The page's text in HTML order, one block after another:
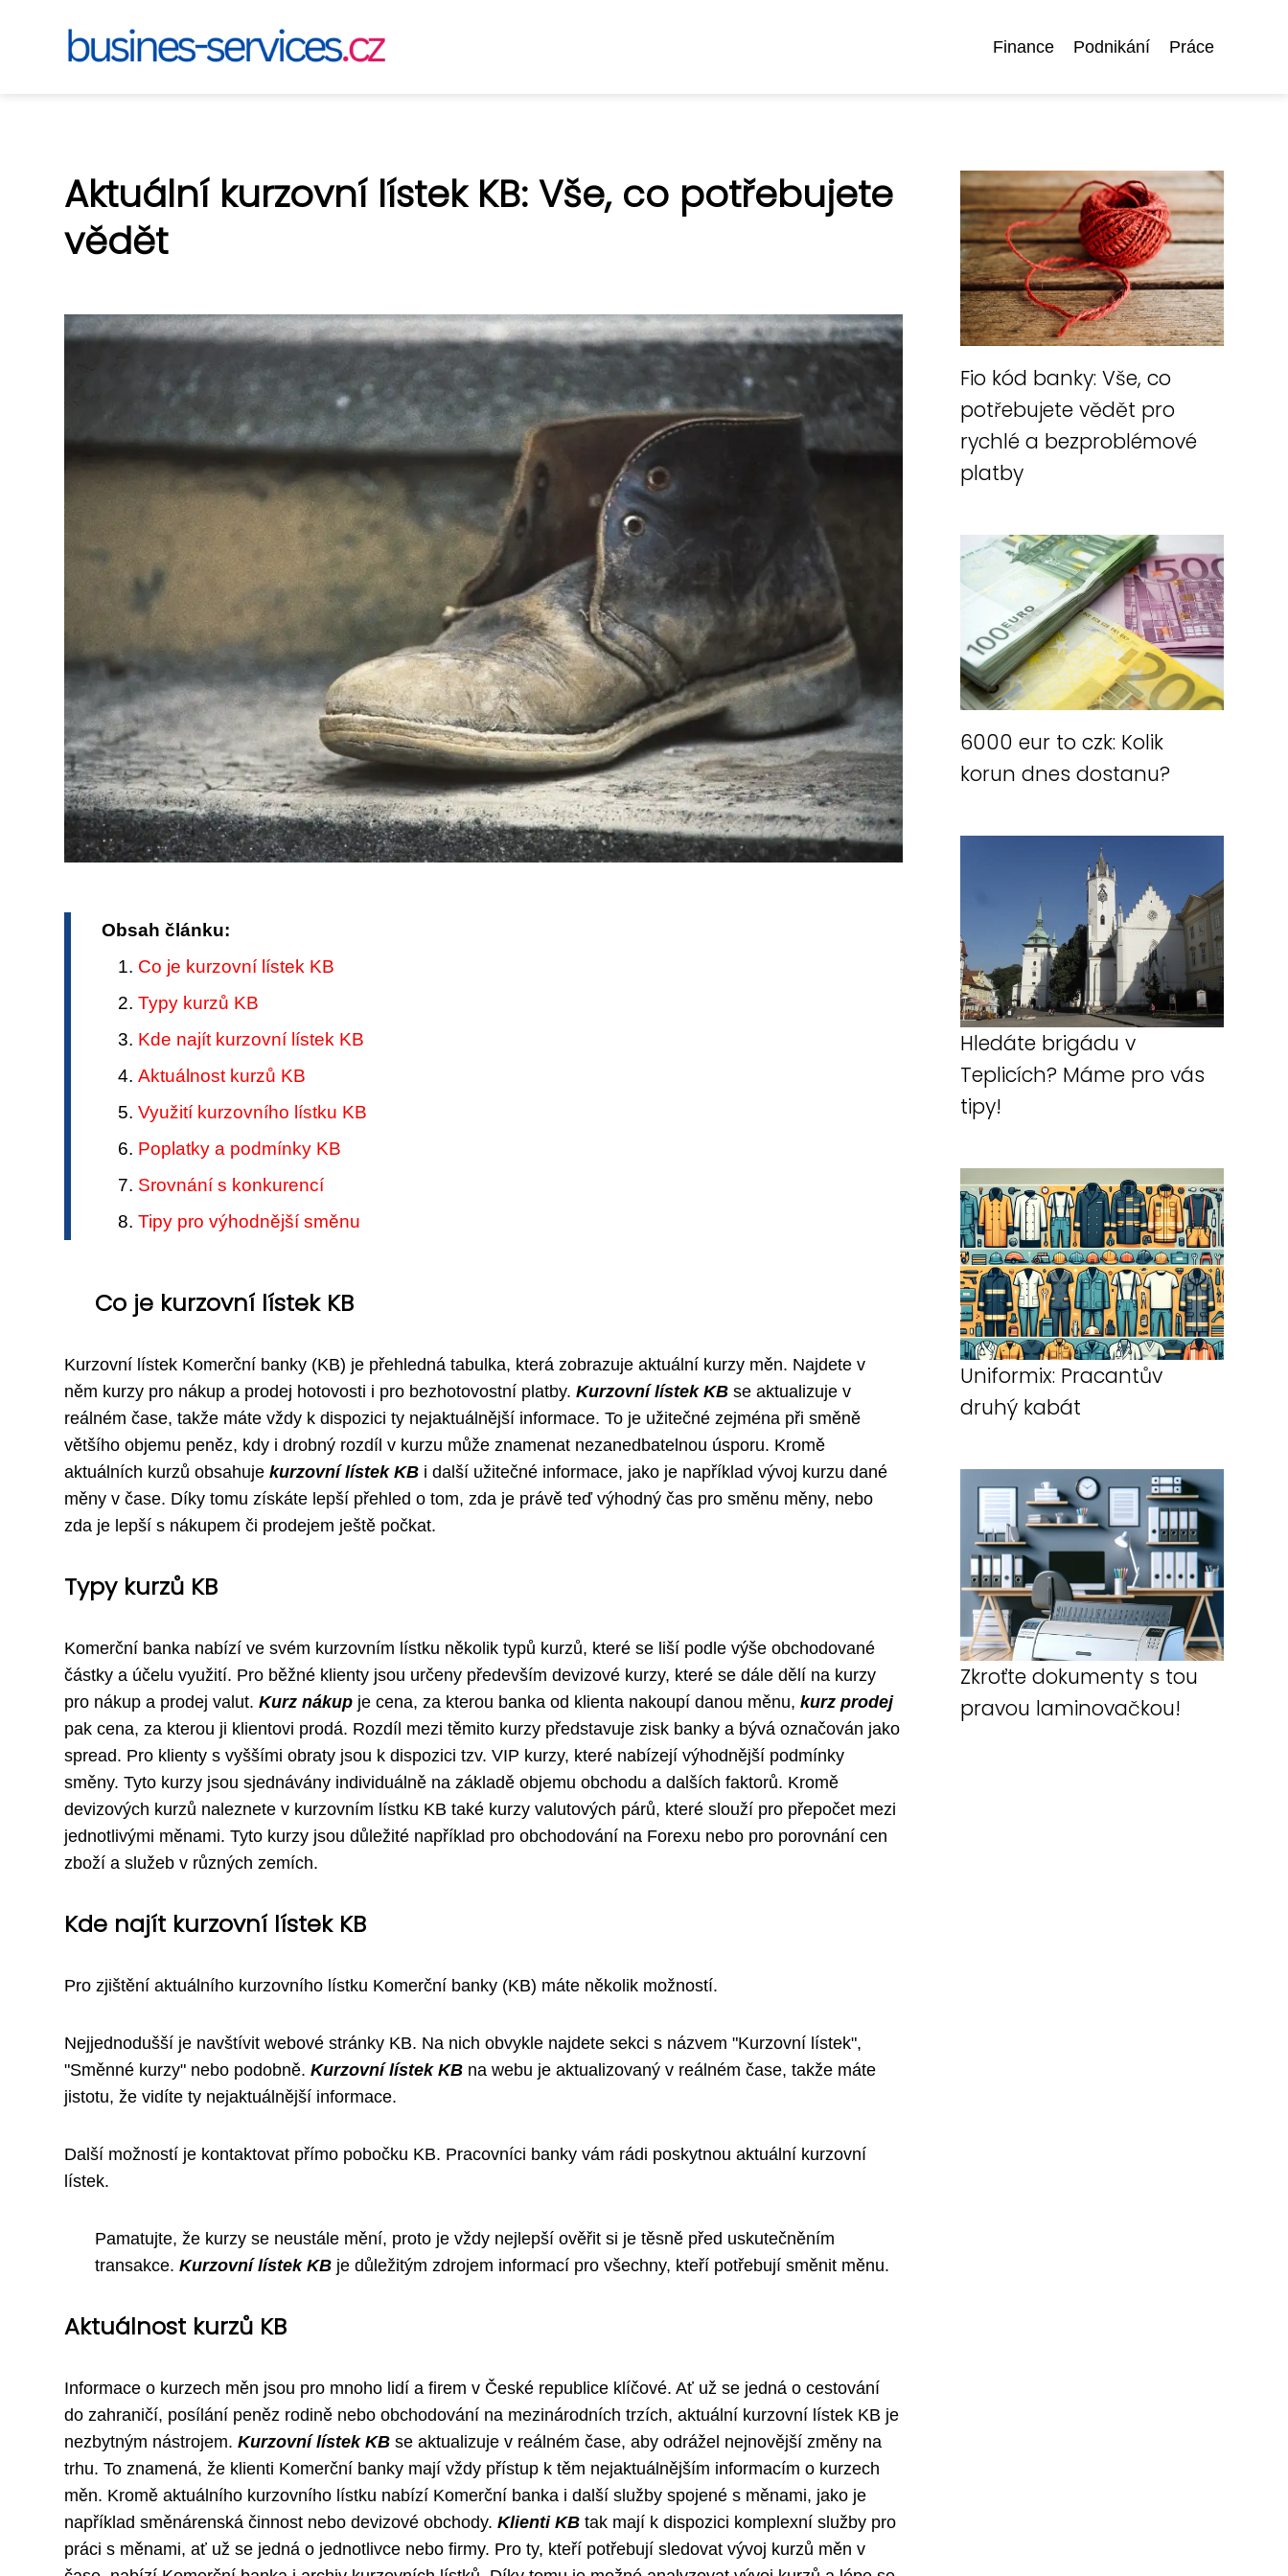
Finance Podnikání Práce
Aktuální kurzovní lístek KB: Vše, co potřebujete
vědět
Obsah článku:
Co je kurzovní lístek KB
Typy kurzů KB
Kde najít kurzovní lístek KB
Aktuálnost kurzů KB
Využití kurzovního lístku KB
Poplatky a podmínky KB
Srovnání s konkurencí
Tipy pro výhodnější směnu
Co je kurzovní lístek KB
Kurzovní lístek Komerční banky (KB) je přehledná tabulka, která zobrazuje aktuální kurzy měn. Najdete v
něm kurzy pro nákup a prodej hotovosti i pro bezhotovostní platby. Kurzovní lístek KB se aktualizuje v
reálném čase, takže máte vždy k dispozici ty nejaktuálnější informace. To je užitečné zejména při směně
většího objemu peněz, kdy i drobný rozdíl v kurzu může znamenat nezanedbatelnou úsporu. Kromě
aktuálních kurzů obsahuje kurzovní lístek KB i další užitečné informace, jako je například vývoj kurzu dané
měny v čase. Díky tomu získáte lepší přehled o tom, zda je právě teď výhodný čas pro směnu měny, nebo
zda je lepší s nákupem či prodejem ještě počkat.
Typy kurzů KB
Komerční banka nabízí ve svém kurzovním lístku několik typů kurzů, které se liší podle výše obchodované
částky a účelu využití. Pro běžné klienty jsou určeny především devizové kurzy, které se dále dělí na kurzy
pro nákup a prodej valut. Kurz nákup je cena, za kterou banka od klienta nakoupí danou měnu, kurz prodej
pak cena, za kterou ji klientovi prodá. Rozdíl mezi těmito kurzy představuje zisk banky a bývá označován jako
spread. Pro klienty s vyššími obraty jsou k dispozici tzv. VIP kurzy, které nabízejí výhodnější podmínky
směny. Tyto kurzy jsou sjednávány individuálně na základě objemu obchodu a dalších faktorů. Kromě
devizových kurzů naleznete v kurzovním lístku KB také kurzy valutových párů, které slouží pro přepočet mezi
jednotlivými měnami. Tyto kurzy jsou důležité například pro obchodování na Forexu nebo pro porovnání cen
zboží a služeb v různých zemích.
Kde najít kurzovní lístek KB
Pro zjištění aktuálního kurzovního lístku Komerční banky (KB) máte několik možností.
Nejjednodušší je navštívit webové stránky KB. Na nich obvykle najdete sekci s názvem "Kurzovní lístek",
"Směnné kurzy" nebo podobně. Kurzovní lístek KB na webu je aktualizovaný v reálném čase, takže máte
jistotu, že vidíte ty nejaktuálnější informace.
Další možností je kontaktovat přímo pobočku KB. Pracovníci banky vám rádi poskytnou aktuální kurzovní
lístek.
Pamatujte, že kurzy se neustále mění, proto je vždy nejlepší ověřit si je těsně před uskutečněním
transakce. Kurzovní lístek KB je důležitým zdrojem informací pro všechny, kteří potřebují směnit měnu.
Aktuálnost kurzů KB
Informace o kurzech měn jsou pro mnoho lidí a firem v České republice klíčové. Ať už se jedná o cestování
do zahraničí, posílání peněz rodině nebo obchodování na mezinárodních trzích, aktuální kurzovní lístek KB je
nezbytným nástrojem. Kurzovní lístek KB se aktualizuje v reálném čase, aby odrážel nejnovější změny na
trhu. To znamená, že klienti Komerční banky mají vždy přístup k těm nejaktuálnějším informacím o kurzech
měn. Kromě aktuálního kurzovního lístku nabízí Komerční banka i další služby spojené s měnami, jako je
například směnárenská činnost nebo devizové obchody. Klienti KB tak mají k dispozici komplexní služby pro
práci s měnami, ať už se jedná o jednotlivce nebo firmy. Pro ty, kteří potřebují sledovat vývoj kurzů měn v
Fio kód banky: Vše, co
potřebujete vědět pro
rychlé a bezproblémové
platby
6000 eur to czk: Kolik
korun dnes dostanu?
Hledáte brigádu v
Teplicích? Máme pro vás
tipy!
Uniformix: Pracantův
druhý kabát
Zkroťte dokumenty s tou
pravou laminovačkou!